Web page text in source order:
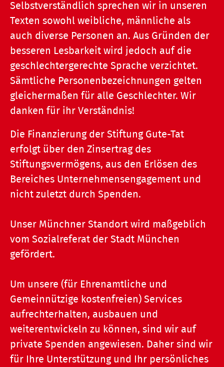
Selbstverständlich sprechen wir in unseren
Texten sowohl weibliche, männliche als
auch diverse Personen an. Aus Gründen der
besseren Lesbarkeit wird jedoch auf die
geschlechtergerechte Sprache verzichtet.
Sämtliche Personenbezeichnungen gelten
gleichermaßen für alle Geschlechter. Wir
danken für ihr Verständnis!
Die Finanzierung der Stiftung Gute-Tat
erfolgt über den Zinsertrag des
Stiftungsvermögens, aus den Erlösen des
Bereiches Unternehmensengagement und
nicht zuletzt durch Spenden.
Unser Münchner Standort wird maßgeblich
vom Sozialreferat der Stadt München
gefördert.
Um unsere (für Ehrenamtliche und
Gemeinnützige kostenfreien) Services
aufrechterhalten, ausbauen und
weiterentwickeln zu können, sind wir auf
private Spenden angewiesen. Daher sind wir
für Ihre Unterstützung und Ihr persönliches